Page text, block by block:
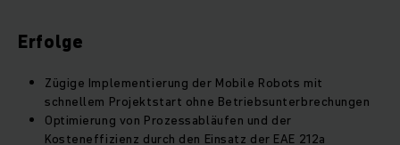
Erfolge
Zügige Implementierung der Mobile Robots mit
schnellem Projektstart ohne Betriebsunterbrechungen
Optimierung von Prozessabläufen und der
Kosteneffizienz durch den Einsatz der EAE 212a